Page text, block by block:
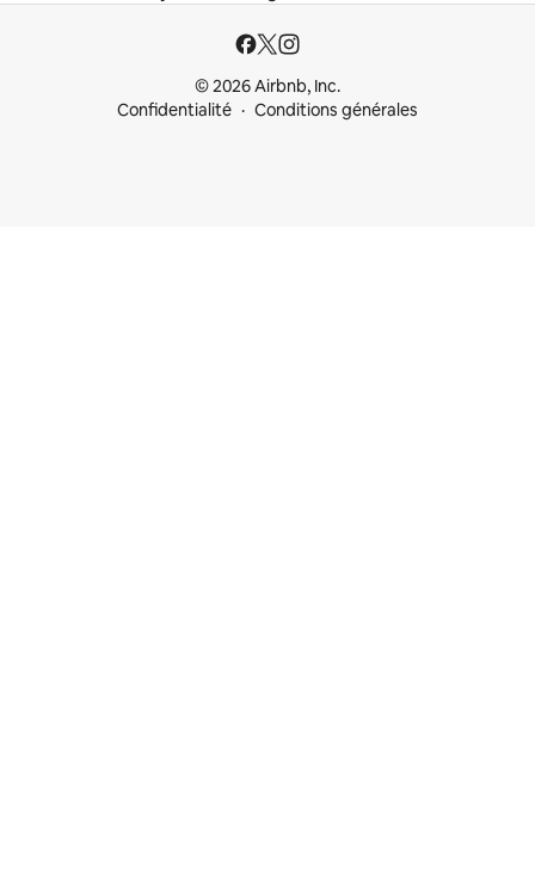
© 2026 Airbnb, Inc.
Confidentialité
Conditions générales